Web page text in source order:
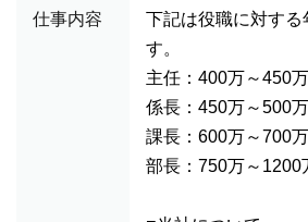
仕事内容
下記は役職に対す
す。
主任：400万～450万
係長：450万～500万
課長：600万～700万
部長：750万～1200